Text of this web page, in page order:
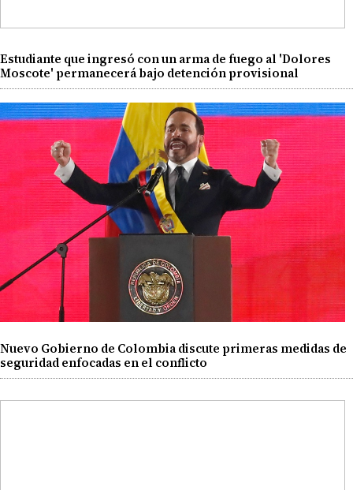
Estudiante que ingresó con un arma de fuego al 'Dolores
Moscote' permanecerá bajo detención provisional
Nuevo Gobierno de Colombia discute primeras medidas de
seguridad enfocadas en el conflicto